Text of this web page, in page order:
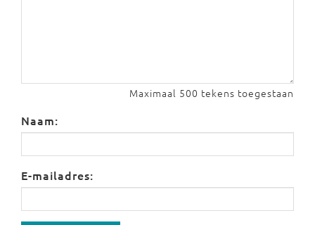
Maximaal 500 tekens toegestaan
Naam:
E-mailadres: